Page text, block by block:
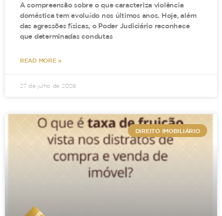
A compreensão sobre o que caracteriza violência
doméstica tem evoluído nos últimos anos. Hoje, além
das agressões físicas, o Poder Judiciário reconhece
que determinadas condutas
READ MORE »
27 de julho de 2026
DIREITO IMOBILIÁRIO